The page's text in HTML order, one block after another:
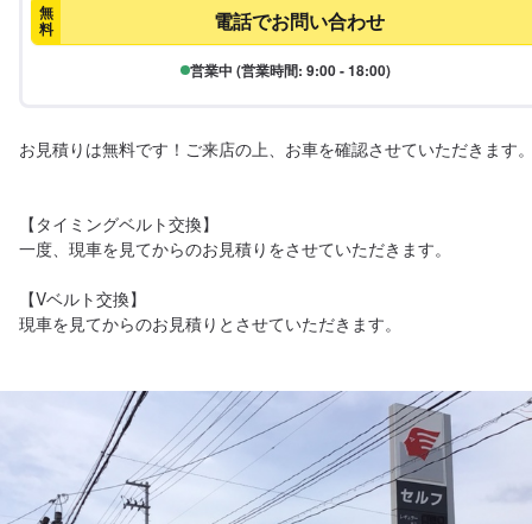
無
料 電話でお問い合わせ
営業中 (営業時間: 9:00 - 18:00)
お見積りは無料です！ご来店の上、お車を確認させていただきます
【タイミングベルト交換】
一度、現車を見てからのお見積りをさせていただきます。
【Vベルト交換】
現車を見てからのお見積りとさせていただきます。